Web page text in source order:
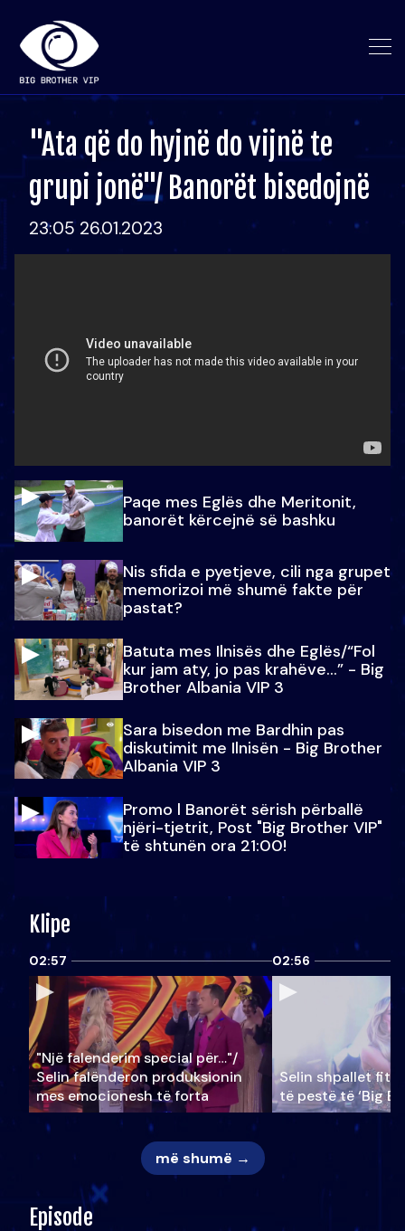
"Ata që do hyjnë do vijnë te
grupi jonë"/ Banorët bisedojnë
23:05 26.01.2023
Paqe mes Eglës dhe Meritonit,
banorët kërcejnë së bashku
Nis sfida e pyetjeve, cili nga grupet
memorizoi më shumë fakte për
pastat?
Batuta mes Ilnisës dhe Eglës/“Fol
kur jam aty, jo pas krahëve…” - Big
Brother Albania VIP 3
Sara bisedon me Bardhin pas
diskutimit me Ilnisën - Big Brother
Albania VIP 3
Promo l Banorët sërish përballë
njëri-tjetrit, Post "Big Brother VIP"
të shtunën ora 21:00!
Klipe
02:57
"Një falenderim special për…"/
Selin falënderon produksionin
mes emocionesh të forta
02:56
Selin shpallet
të pestë të ‘Big
më shumë →
Episode